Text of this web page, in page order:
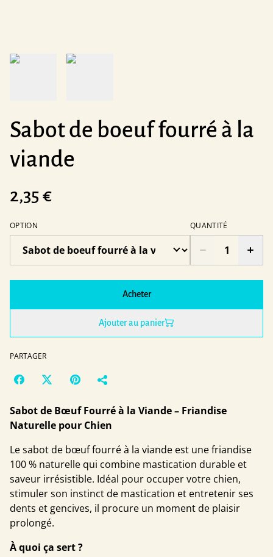
Sabot de boeuf fourré à la
viande
2,35 €
OPTION QUANTITÉ
Acheter
Ajouter au panier
PARTAGER
Sabot de Bœuf Fourré à la Viande – Friandise
Naturelle pour Chien
Le sabot de bœuf fourré à la viande est une friandise
100 % naturelle qui combine mastication durable et
saveur irrésistible. Idéal pour occuper votre chien,
stimuler son instinct de mastication et entretenir ses
dents et gencives, il procure un moment de plaisir
prolongé.
À quoi ça sert ?